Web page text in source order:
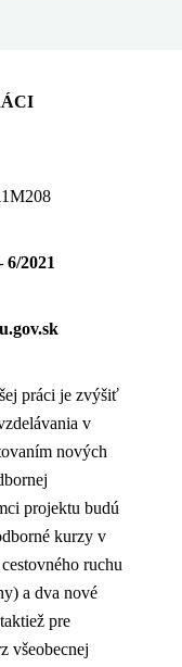
2021
práci je zvýšiť
v
nových
projektu budú
kurzy v
ruchu
a dva nové
pre
všeobecnej